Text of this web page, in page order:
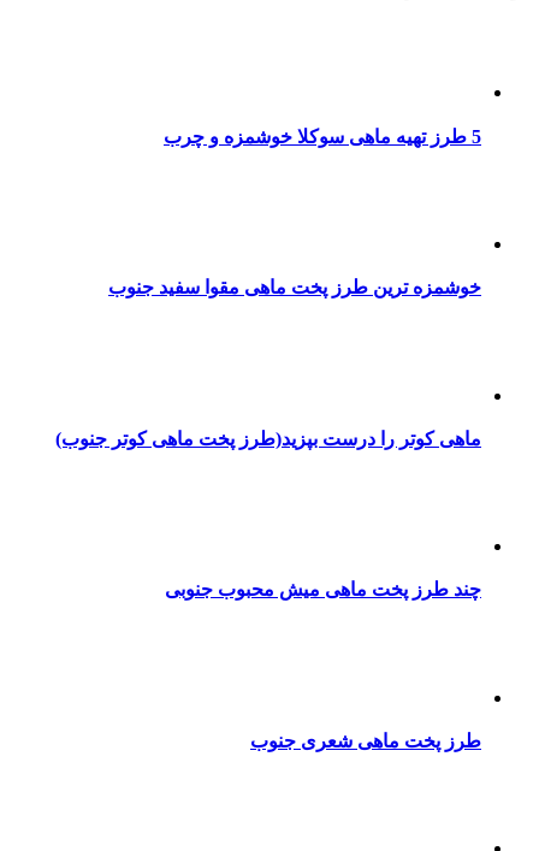
5 طرز تهیه ماهی سوکلا خوشمزه و چرب
خوشمزه ترین طرز پخت ماهی مقوا سفید جنوب
ماهی کوتر را درست بپزید(طرز پخت ماهی کوتر جنوب)
چند طرز پخت ماهی میش محبوب جنوبی
طرز پخت ماهی شعری جنوب